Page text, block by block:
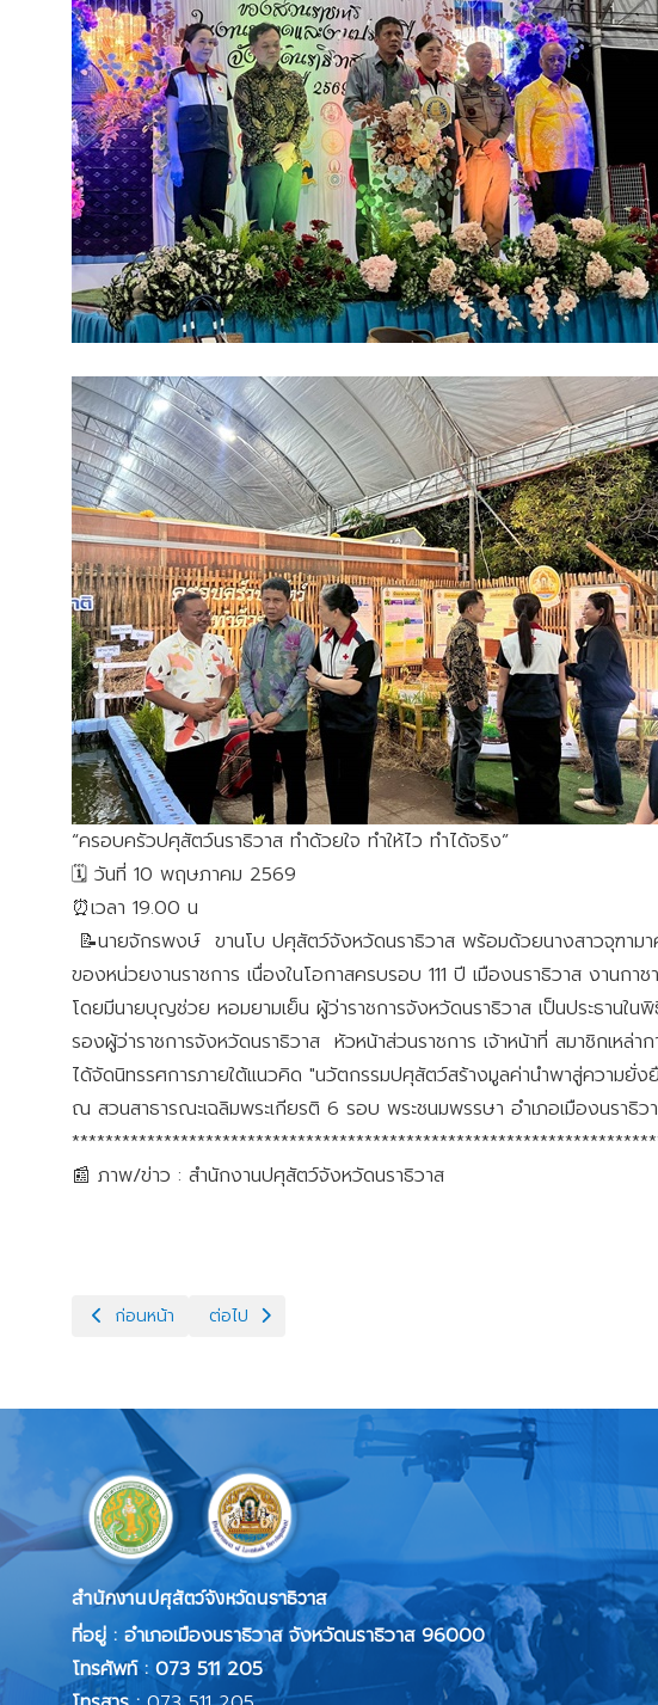
“ครอบครัวปศุสัตว์นราธิวาส ทำด้วยใจ ทำให้ไว ทำได้จริง”
🗓️ วันที่ 10 พฤษภาคม 2569
⏰เวลา 19.00 น
📝นายจักรพงษ์ ขานโบ ปศุสัตว์จังหวัดนราธิวาส พร้อมด้วยนางสาวจุฑาม
ของหน่วยงานราชการ เนื่องในโอกาสครบรอบ 111 ปี เมืองนราธิวาส งาน
โดยมีนายบุญช่วย หอมยามเย็น ผู้ว่าราชการจังหวัดนราธิวาส เป็นประธาน
รองผู้ว่าราชการจังหวัดนราธิวาส หัวหน้าส่วนราชการ เจ้าหน้าที่ สมาชิกเหล่
ได้จัดนิทรรศการภายใต้แนวคิด "นวัตกรรมปศุสัตว์สร้างมูลค่านำพาสู่ความยั่
ณ สวนสาธารณะเฉลิมพระเกียรติ 6 รอบ พระชนมพรรษา อำเภอเมืองนราธิว
📰 ภาพ/ข่าว : สำนักงานปศุสัตว์จังหวัดนราธิวาส
เนื้อหาก่อนหน้า: ติดตามโครงการโคบาลชายแดนใต้
ก่อนหน้า เนื้อหาถัดไป: ปศุสัตว์จังหวัดนราธิวาส ร่วมพิธีเปิดงานเฉลิมฉลอ
ต่อไป
สำนักงานปศุสัตว์จังหวัดนราธิวาส
ที่อยู่ : อำเภอเมืองนราธิวาส จังหวัดนราธิวาส 96000
โทรศัพท์ : 073 511 205